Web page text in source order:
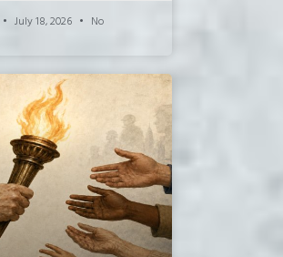
July 18, 2026 No